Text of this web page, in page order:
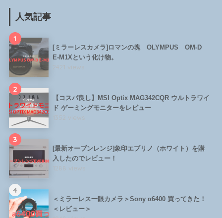
人気記事
1
[ミラーレスカメラ]ロマンの塊 OLYMPUS OM-D
E-M1Xという化け物。
2421 views
2
【コスパ良し】MSI Optix MAG342CQR ウルトラワイ
ド ゲーミングモニターをレビュー
1352 views
3
[最新オーブンレンジ]象印エブリノ（ホワイト）を購
入したのでレビュー！
1288 views
4
＜ミラーレス一眼カメラ＞Sony α6400 買ってきた！
＜レビュー＞